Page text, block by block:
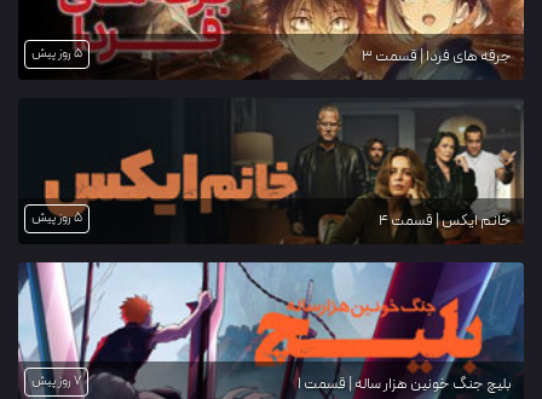
جرقه های فردا | قسمت 3 5 روز پیش
خانم ایکس | قسمت 4 5 روز پیش
بلیچ جنگ خونین هزار ساله | قسمت 1 7 روز پیش